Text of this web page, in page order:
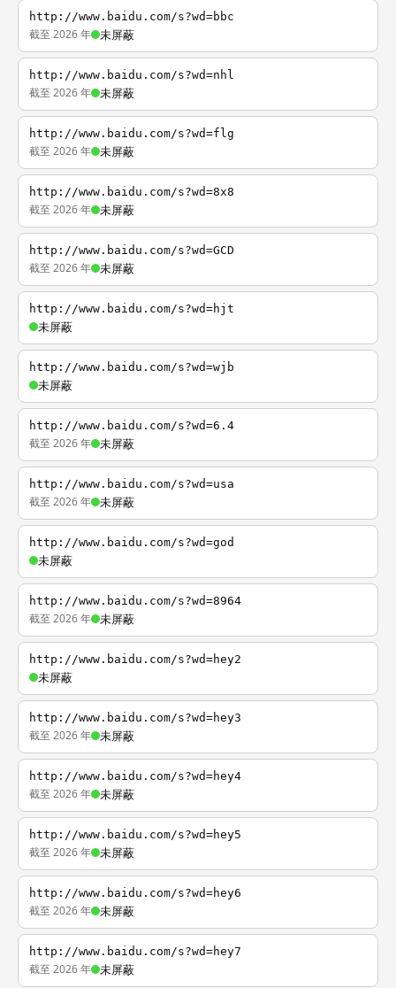
http://www.baidu.com/s?wd=bbc
截至 2026 年 未屏蔽
http://www.baidu.com/s?wd=nhl
截至 2026 年 未屏蔽
http://www.baidu.com/s?wd=flg
截至 2026 年 未屏蔽
http://www.baidu.com/s?wd=8x8
截至 2026 年 未屏蔽
http://www.baidu.com/s?wd=GCD
截至 2026 年 未屏蔽
http://www.baidu.com/s?wd=hjt
未屏蔽
http://www.baidu.com/s?wd=wjb
未屏蔽
http://www.baidu.com/s?wd=6.4
截至 2026 年 未屏蔽
http://www.baidu.com/s?wd=usa
截至 2026 年 未屏蔽
http://www.baidu.com/s?wd=god
未屏蔽
http://www.baidu.com/s?wd=8964
截至 2026 年 未屏蔽
http://www.baidu.com/s?wd=hey2
未屏蔽
http://www.baidu.com/s?wd=hey3
截至 2026 年 未屏蔽
http://www.baidu.com/s?wd=hey4
截至 2026 年 未屏蔽
http://www.baidu.com/s?wd=hey5
截至 2026 年 未屏蔽
http://www.baidu.com/s?wd=hey6
截至 2026 年 未屏蔽
http://www.baidu.com/s?wd=hey7
截至 2026 年 未屏蔽